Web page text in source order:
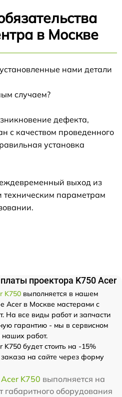
в Москве
нами детали
случаем?
дефекта,
с качеством проведенного
установка
выход из
техническим параметрам
проектора K750 Acer
K750 выполняется в нашем
Acer в Москве мастерами с
На все виды работ и запчасти
гарантию - мы в сервисном
наших работ.
будет стоить на -15%
на сайте через форму
K750 выполняется на
габаритного оборудования